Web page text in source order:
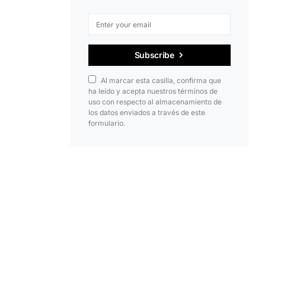
Subscribe
Al marcar esta casilla, confirma que
ha leído y acepta nuestros términos de
uso con respecto al almacenamiento de
los datos enviados a través de este
formulario.